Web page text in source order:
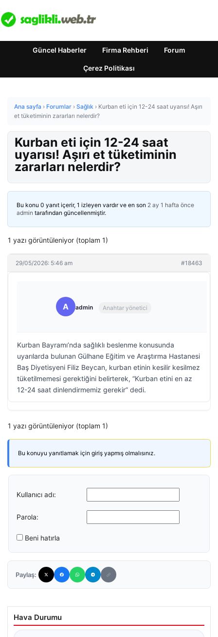
Güncel Haberler Firma Rehberi Forum
Çerez Politikası
Ana sayfa › Forumlar › Sağlık › Kurban eti için 12-24 saat uyarısı! Aşırı
et tüketiminin zararları nelerdir?
Kurban eti için 12-24 saat
uyarısı! Aşırı et tüketiminin
zararları nelerdir?
Bu konu 0 yanıt içerir, 1 izleyen vardır ve en son 2 ay 1 hafta önce
admin tarafından güncellenmiştir.
1 yazı görüntüleniyor (toplam 1)
29/05/2026: 5:46 am #18463
A admin Anahtar yönetici
Kurban Bayramı’nda sağlıklı beslenme konusunda
uyarılarda bulunan Gülhane Eğitim ve Araştırma Hastanesi
Baş Diyetisyeni Filiz Beycan, kurban etinin kesilir kesilmez
tüketilmemesi gerektiğini belirterek, “Kurban etini en az
12-24 saat dinlendirmemiz gerekir” dedi.
1 yazı görüntüleniyor (toplam 1)
Bu konuyu yanıtlamak için giriş yapmış olmalısınız.
Kullanıcı adı:
Parola:
Beni hatırla
Paylaş:
Hava Durumu